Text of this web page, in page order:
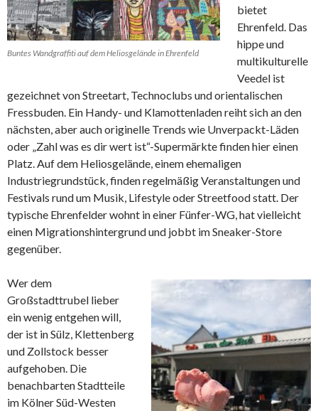
Buntes Wandgraffiti auf dem Heliosgelände in Ehrenfeld
bietet
Ehrenfeld. Das
hippe und
multikulturelle
Veedel ist
gezeichnet von Streetart, Technoclubs und orientalischen
Fressbuden. Ein Handy- und Klamottenladen reiht sich an den
nächsten, aber auch originelle Trends wie Unverpackt-Läden
oder „Zahl was es dir wert ist“-Supermärkte finden hier einen
Platz. Auf dem Heliosgelände, einem ehemaligen
Industriegrundstück, finden regelmäßig Veranstaltungen und
Festivals rund um Musik, Lifestyle oder Streetfood statt. Der
typische Ehrenfelder wohnt in einer Fünfer-WG, hat vielleicht
einen Migrationshintergrund und jobbt im Sneaker-Store
gegenüber.
Wer dem
Großstadttrubel lieber
ein wenig entgehen will,
der ist in Sülz, Klettenberg
und Zollstock besser
aufgehoben. Die
benachbarten Stadtteile
im Kölner Süd-Westen